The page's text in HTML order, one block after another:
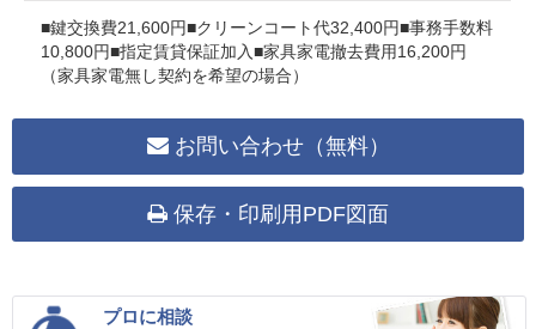
■鍵交換費21,600円■クリーンコート代32,400円■事務手数料
10,800円■指定賃貸保証加入■家具家電撤去費用16,200円
（家具家電無し契約を希望の場合）
お問い合わせ（無料）
保存・印刷用PDF図面
プロに相談